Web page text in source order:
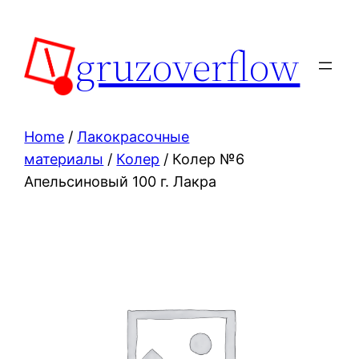
content
gruzoverflow
Home /Лакокрасочные
материалы / Колер / Колер №6
Апельсиновый 100 г. Лакра